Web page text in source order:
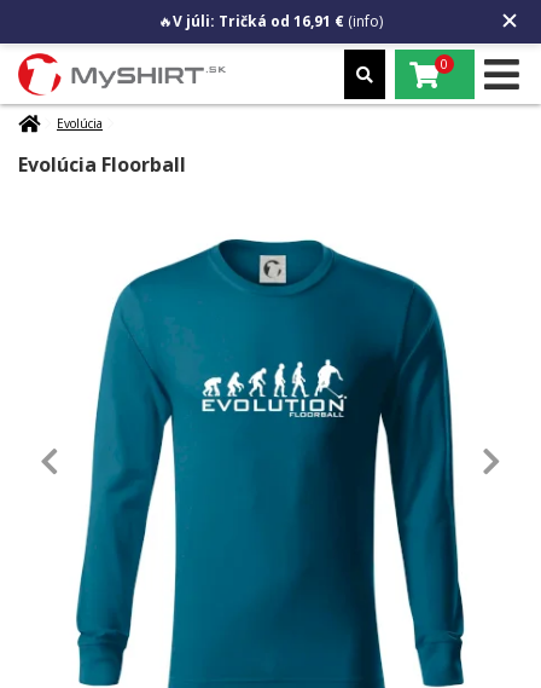
🔥V júli: Tričká od 16,91 € (info)
0
Evolúcia
Evolúcia Floorball